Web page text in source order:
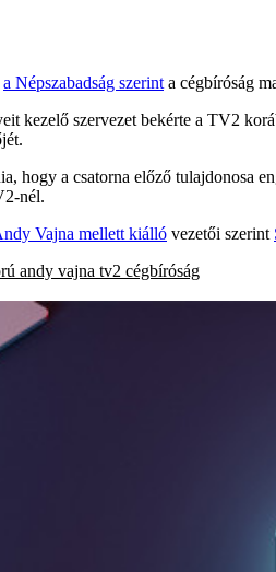
a Népszabadság szerint a cégbíróság
kezelő szervezet bekérte a TV2
hogy a csatorna előző tulajdonosa
nél.
Vajna mellett kiálló vezetői szerint
andy vajna tv2 cégbíróság